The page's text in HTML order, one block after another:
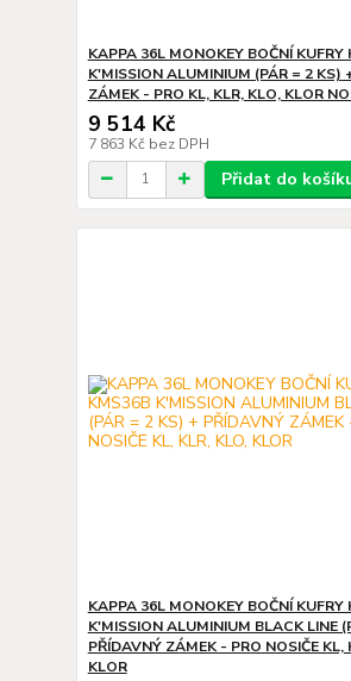
KAPPA 36L MONOKEY BOČNÍ KUFRY
K'MISSION ALUMINIUM (PÁR = 2 KS)
ZÁMEK - PRO KL, KLR, KLO, KLOR
9 514 Kč
7 863 Kč bez DPH
Přidat do
KAPPA 36L MONOKEY BOČNÍ KUFRY
K'MISSION ALUMINIUM BLACK LINE
PŘÍDAVNÝ ZÁMEK - PRO NOSIČE KL,
KLOR